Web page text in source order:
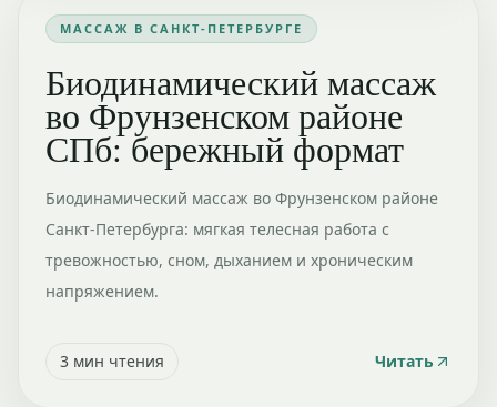
МАССАЖ В САНКТ-ПЕТЕРБУРГЕ
Биодинамический массаж
во Фрунзенском районе
СПб: бережный формат
Биодинамический массаж во Фрунзенском районе
Санкт-Петербурга: мягкая телесная работа с
тревожностью, сном, дыханием и хроническим
напряжением.
3 мин чтения Читать